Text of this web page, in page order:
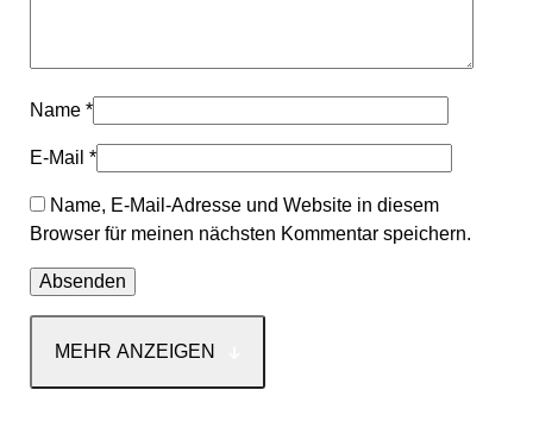
Name *
E-Mail *
Name, E-Mail-Adresse und Website in diesem
Browser für meinen nächsten Kommentar speichern.
MEHR ANZEIGEN